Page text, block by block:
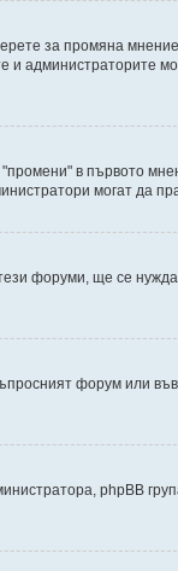
за промяна
администраторите
в първото
могат да
форуми, ще се
форум или
phpBB